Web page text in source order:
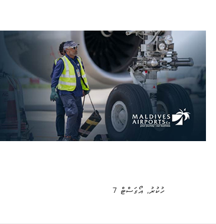
ހުކުރު, އޯގަސްޓް 7